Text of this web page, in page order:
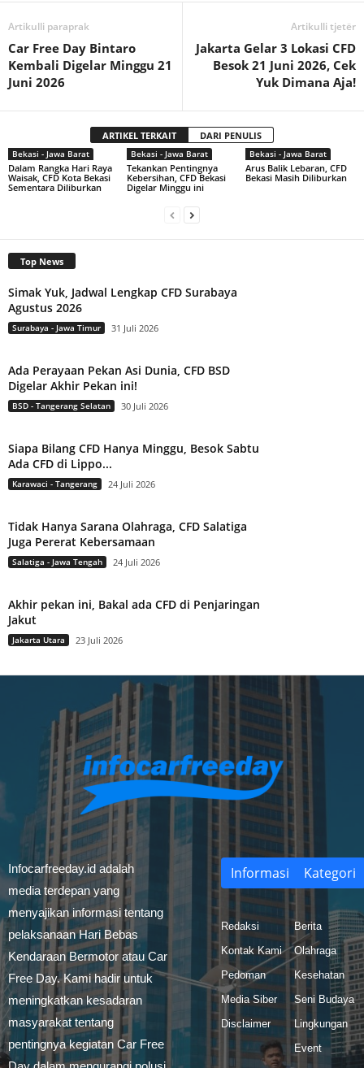
Artikulli paraprak
Car Free Day Bintaro
Kembali Digelar Minggu 21
Juni 2026
Artikulli tjetër
Jakarta Gelar 3 Lokasi CFD
Besok 21 Juni 2026, Cek
Yuk Dimana Aja!
ARTIKEL TERKAIT DARI PENULIS
Bekasi - Jawa Barat
Dalam Rangka Hari Raya
Waisak, CFD Kota Bekasi
Sementara Diliburkan
Bekasi - Jawa Barat
Tekankan Pentingnya
Kebersihan, CFD Bekasi
Digelar Minggu ini
Bekasi - Jawa Barat
Arus Balik Lebaran, CFD
Bekasi Masih Diliburkan
Top News
Simak Yuk, Jadwal Lengkap CFD Surabaya
Agustus 2026
Surabaya - Jawa Timur 31 Juli 2026
Ada Perayaan Pekan Asi Dunia, CFD BSD
Digelar Akhir Pekan ini!
BSD - Tangerang Selatan 30 Juli 2026
Siapa Bilang CFD Hanya Minggu, Besok Sabtu
Ada CFD di Lippo...
Karawaci - Tangerang 24 Juli 2026
Tidak Hanya Sarana Olahraga, CFD Salatiga
Juga Pererat Kebersamaan
Salatiga - Jawa Tengah 24 Juli 2026
Akhir pekan ini, Bakal ada CFD di Penjaringan
Jakut
Jakarta Utara 23 Juli 2026
Infocarfreeday.id adalah
media terdepan yang
menyajikan informasi tentang
pelaksanaan Hari Bebas
Kendaraan Bermotor atau Car
Free Day. Kami hadir untuk
meningkatkan kesadaran
masyarakat tentang
pentingnya kegiatan Car Free
Informasi
Redaksi
Kontak Kami
Pedoman
Media Siber
Disclaimer
Kategori
Berita
Olahraga
Kesehatan
Seni Budaya
Lingkungan
Event